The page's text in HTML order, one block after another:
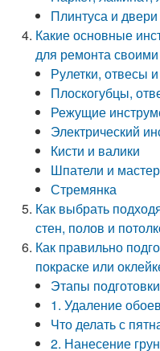
Плинтуса и двери
Какие основные
для ремонта
Рулетки, отвесы
Плоскогубцы,
Режущие
Электрический
Кисти и валики
Шпатели и
Стремянка
Как выбрать
стен, полов и
Как правильно
покраске или
Этапы
1. Удаление обоев
Что делать с
2. Нанесение